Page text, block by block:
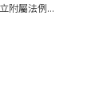
附屬法例...